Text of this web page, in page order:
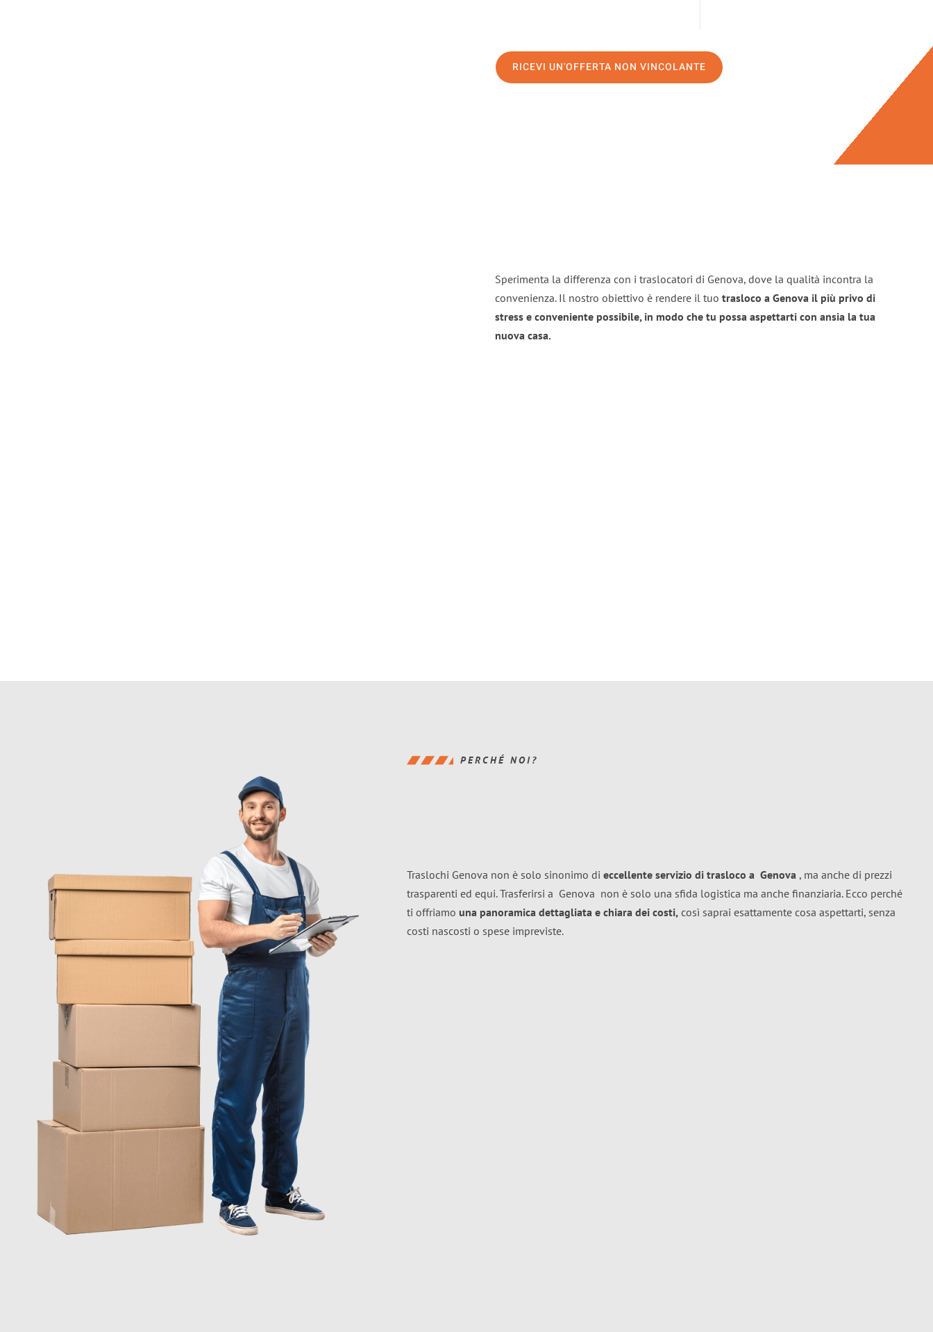
RICEVI UN'OFFERTA NON VINCOLANTE
Sperimenta la differenza con i traslocatori di Genova, dove la qualità incontra la
convenienza. Il nostro obiettivo è rendere il tuo trasloco a Genova il più privo di
stress e conveniente possibile, in modo che tu possa aspettarti con ansia la tua
nuova casa.
PERCHÉ NOI?
Traslochi Genova non è solo sinonimo di eccellente servizio di trasloco a Genova , ma anche di prezzi
trasparenti ed equi. Trasferirsi a Genova non è solo una sfida logistica ma anche finanziaria. Ecco perché
ti offriamo una panoramica dettagliata e chiara dei costi, così saprai esattamente cosa aspettarti, senza
costi nascosti o spese impreviste.